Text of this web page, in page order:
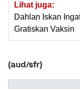
Lihat juga:
Dahlan Iskan
Gratiskan Vaksin
(aud/sfr)